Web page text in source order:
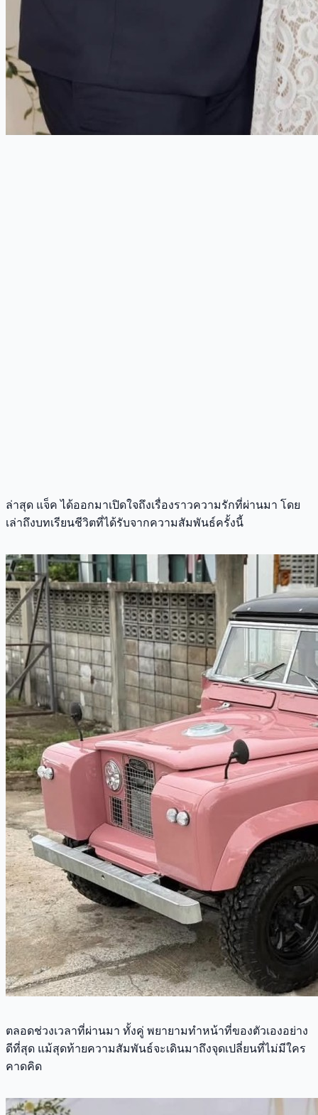
ล่าสุด แจ็ค ได้ออกมาเปิดใจถึงเรื่องราวความรักที่ผ่านมา โดย
เล่าถึงบทเรียนชีวิตที่ได้รับจากความสัมพันธ์ครั้งนี้
ตลอดช่วงเวลาที่ผ่านมา ทั้งคู่ พยายามทำหน้าที่ของตัวเองอย่าง
ดีที่สุด แม้สุดท้ายความสัมพันธ์จะเดินมาถึงจุดเปลี่ยนที่ไม่มีใคร
คาดคิด